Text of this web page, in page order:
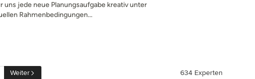
jede neue Planungsaufgabe kreativ unter
Rahmenbedingungen...
Weiter 634 Experten